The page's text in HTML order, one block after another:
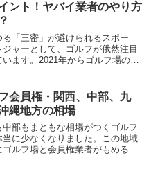
ント！ヤバイ業者のやり方
る「三密」が避けられるスポー
ジャーとして、ゴルフが俄然注目
います。2021年からゴルフ場の入
2020年を境に、増加に転じまし
然、高齢者の比...
会員権・関西、中部、九
縄地方の相場
中部もまともな相場がつくゴルフ
当に少なくなりました。この地域
ゴルフ場と会員権業者がもめるこ